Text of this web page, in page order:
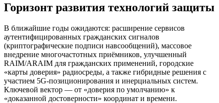
Горизонт развития технологий защиты
В ближайшие годы ожидаются: расширение сервисов
аутентифицированных гражданских сигналов
(криптографические подписи навсообщений), массовое
внедрение многочастотных приёмников, улучшенный
RAIM/ARAIM для гражданских применений, городские
«карты доверия» радиосреды, а также гибридные решения с
участием 5G‑позиционирования и инерциальных систем.
Ключевой вектор — от «доверия по умолчанию» к
«доказанной достоверности» координат и времени.